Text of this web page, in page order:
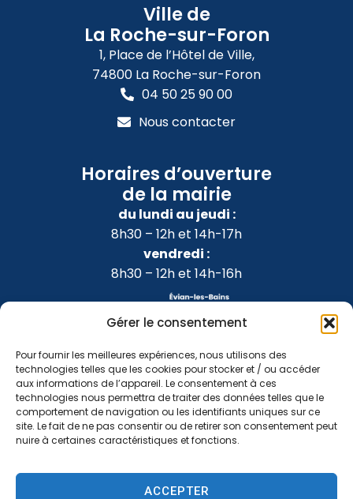
Gérer le consentement
Pour fournir les meilleures expériences, nous utilisons des
technologies telles que les cookies pour stocker et / ou accéder
aux informations de l’appareil. Le consentement à ces
technologies nous permettra de traiter des données telles que le
comportement de navigation ou les identifiants uniques sur ce
site. Le fait de ne pas consentir ou de retirer son consentement peut
nuire à certaines caractéristiques et fonctions.
ACCEPTER
Ville de
La Roche-sur-Foron
1, Place de l’Hôtel de Ville,
74800 La Roche-sur-Foron
04 50 25 90 00
Nous contacter
Horaires d’ouverture
de la mairie
du lundi au jeudi :
8h30 – 12h et 14h-17h
vendredi :
8h30 – 12h et 14h-16h
Confidentialité